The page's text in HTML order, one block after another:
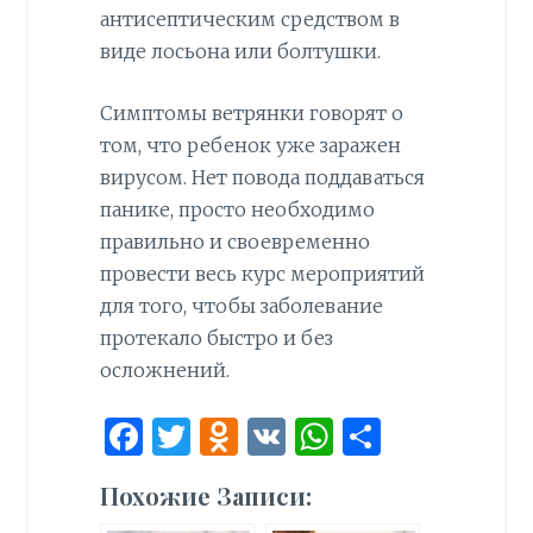
антисептическим средством в
виде лосьона или болтушки.
Симптомы ветрянки говорят о
том, что ребенок уже заражен
вирусом. Нет повода поддаваться
панике, просто необходимо
правильно и своевременно
провести весь курс мероприятий
для того, чтобы заболевание
протекало быстро и без
осложнений.
F
ce
T
it
O
n
V W О
Похожие Записи: